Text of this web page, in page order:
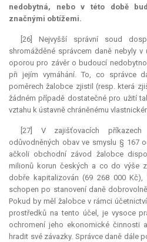
nedobytná, nebo v této době
značnými obtížemi.
[26] Nejvyšší správní soud
shromážděné správcem daně nebyly
oporou pro závěr o budoucí
při jejím vymáhání. To, co správce
poměrech žalobce zjistil (resp. která
žádném případě dostatečné pro užití
vztahu k ústavně chráněnému
[27] V zajišťovacích
odůvodněných obav ve smyslu § 167
ačkoli obchodní závod žalobce
milionů korun českých a co do výše
dobře kapitalizován (69 268 000
schopen po stanovení daně
Pokud by měl žalobce v rámci
prostředků na tento účel, je vysoce
ochromení jeho ekonomické činnosti
hradit své závazky. Správce daně dále